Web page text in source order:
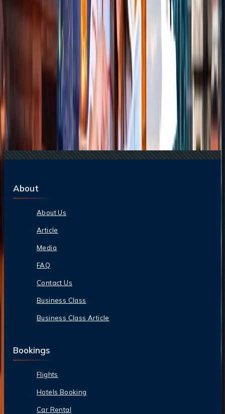
planificar tu viaje al Grand Slam
Del ritmo al paraíso: guía para enamorarte de
Blogs de viajes relacionados
24 Jun, 2026
Wimbledon 2026: la guía completa para
planificar tu viaje al Grand Slam
Una Comparación De La Clase Ejecutiva
Internacional En Las Principales Aerolíneas
La Copa Mundial de la FIFA: 10 Trucos Para
Adiós a las esperas: la magia de los chatbots en la
industria de viajes
25 Jul, 2026 De Italia a Japón: 10 destinos icónicos que son
merecen la pena explorar
About
About Us
Article
Media
FAQ
Contact Us
Business Class
Business Class Article
Bookings
Flights
Hotels Booking
Car Rental